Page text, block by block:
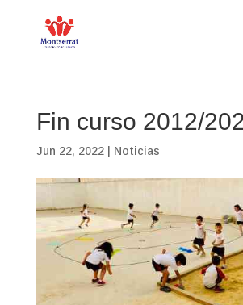
Fin curso 2012/
Jun 22, 2022| Noticias